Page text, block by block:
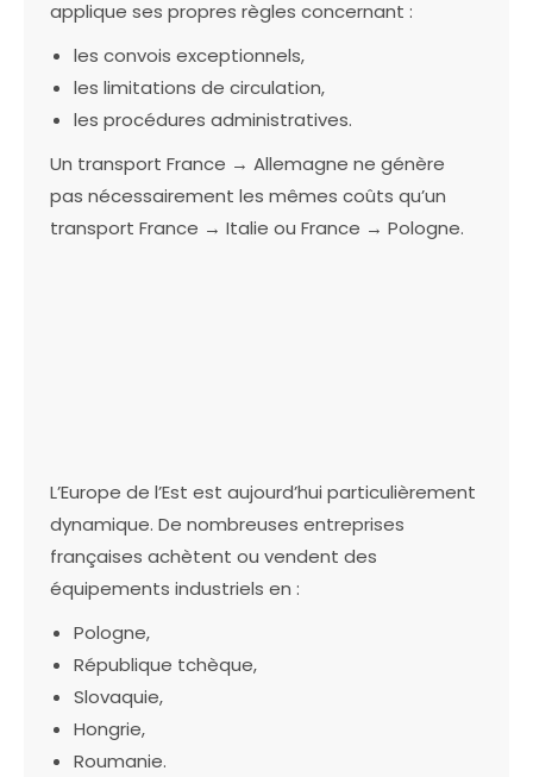
applique ses propres règles concernant :
les convois exceptionnels,
les limitations de circulation,
les procédures administratives.
Un transport France → Allemagne ne génère
pas nécessairement les mêmes coûts qu’un
transport France → Italie ou France → Pologne.
L’Europe de l’Est est aujourd’hui particulièrement
dynamique. De nombreuses entreprises
françaises achètent ou vendent des
équipements industriels en :
Pologne,
République tchèque,
Slovaquie,
Hongrie,
Roumanie.